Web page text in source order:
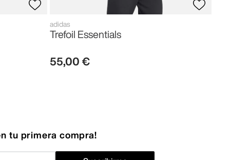
adidas
Trefoil Essentials
55,00 €
tu primera compra!